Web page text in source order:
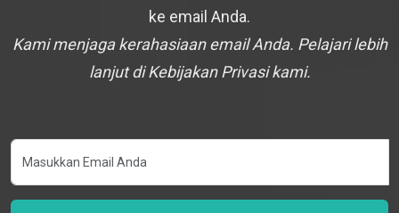
ke email Anda.
Kami menjaga kerahasiaan email Anda. Pelajari lebih
lanjut di Kebijakan Privasi kami.